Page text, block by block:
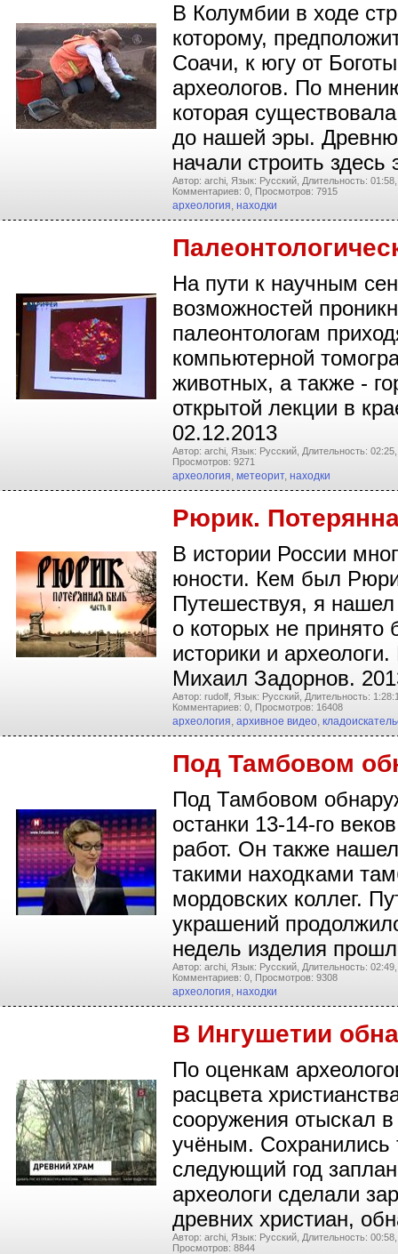
В Колумбии в ходе
которому,
Соачи, к югу от
археологов. По
которая
до нашей эры.
начали строить
Автор: archi, Язык: Русский, Длительность: 01:58,
Комментариев: 0, Просмотров: 7915
археология, находки
На пути к научным
возможностей
палеонтологам
компьютерной
животных, а также -
открытой лекции в
02.12.2013
Автор: archi, Язык: Русский, Длительность: 02:25,
Просмотров: 9271
археология, метеорит, находки
Рюрик.
В истории России
юности. Кем был
Путешествуя, я
о которых не
историки и
Михаил Задорнов.
Автор: rudolf, Язык: Русский, Длительность:
Комментариев: 0, Просмотров: 16408
археология, архивное видео,
Под Тамбовом
Под Тамбовом
останки 13-14-го
работ. Он также
такими находками
мордовских коллег.
украшений
недель изделия
Автор: archi, Язык: Русский, Длительность: 02:49,
Комментариев: 0, Просмотров: 9308
археология, находки
В Ингушетии
По оценкам
расцвета
сооружения отыскал
учёным. Сохранились
следующий год
археологи сделали
древних христиан,
Автор: archi, Язык: Русский, Длительность: 00:58,
Просмотров: 8844